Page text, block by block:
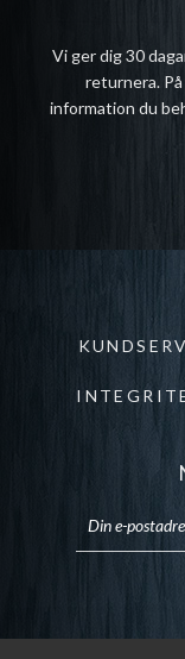
Vi ger dig 30
returnera.
information du